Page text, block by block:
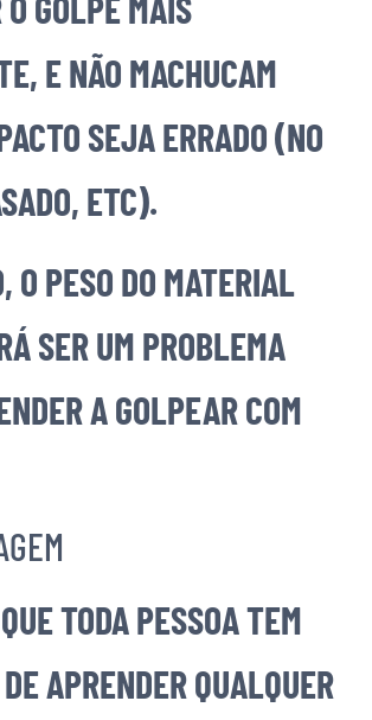
E NÃO MACHUCAM
SEJA ERRADO (NO
ETC).
O PESO DO MATERIAL
SER UM PROBLEMA
A GOLPEAR COM
TODA PESSOA TEM
APRENDER QUALQUER